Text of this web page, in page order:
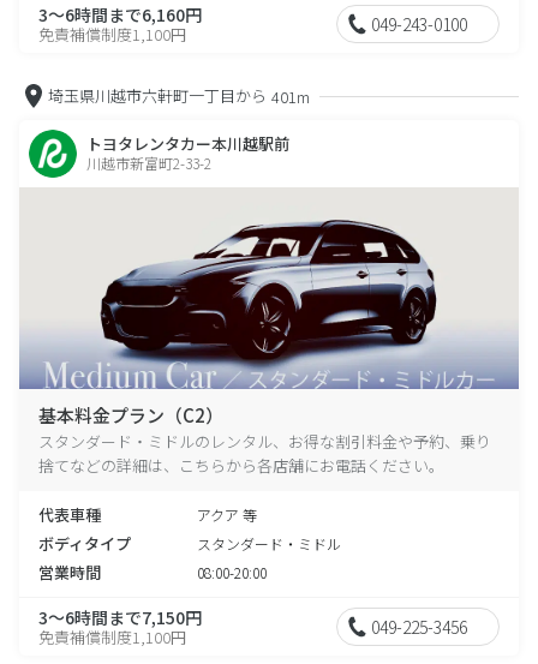
3～6時間まで6,160円
免責補償制度1,100円 049-243-0100
埼玉県川越市六軒町一丁目から 401m
トヨタレンタカー本川越駅前
川越市新富町2-33-2
基本料金プラン（C2）
スタンダード・ミドルのレンタル、お得な割引料金や予約、乗り
捨てなどの詳細は、こちらから各店舗にお電話ください。
代表車種 アクア 等
ボディタイプ スタンダード・ミドル
営業時間 08:00-20:00
3～6時間まで7,150円
免責補償制度1,100円 049-225-3456